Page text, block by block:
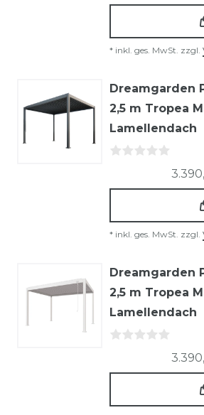
* inkl. ges. MwSt. zzgl.
Dreamgarden
2,5 m Tropea
Lamellendach
* inkl. ges. MwSt. zzgl.
Dreamgarden
2,5 m Tropea
Lamellendach